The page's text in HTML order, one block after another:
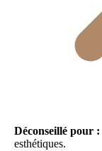
Déconseillé pour :
esthétiques.